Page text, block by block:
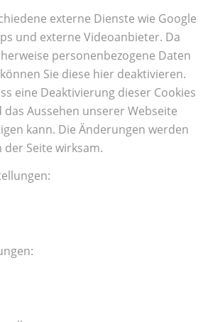
externe Dienste wie Google
und externe Videoanbieter. Da
personenbezogene Daten
Sie diese hier deaktivieren.
eine Deaktivierung dieser Cookies
Aussehen unserer Webseite
kann. Die Änderungen werden
Seite wirksam.